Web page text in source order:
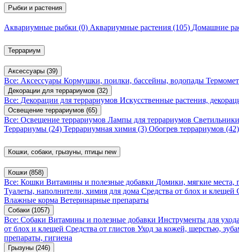
Рыбки и растения
Аквариумные рыбки (0) Аквариумные растения (105) Домашние
Террариум
Аксессуары (39)
Все: Аксессуары Кормушки, поилки, бассейны, водопады
Декорации для террариумов (32)
Все: Декорации для террариумов Искусственные растения,
Освещение террариумов (65)
Все: Освещение террариумов Лампы для террариумов
Террариумы (24) Террариумная химия (3) Обогрев террариумов (42)
Кошки, собаки, грызуны, птицы new
Кошки (858)
Все: Кошки Витамины и полезные добавки Домики, мягкие места,
Туалеты, наполнители, химия для дома Средства от блох и клещей
Влажные корма Ветеринарные препараты
Собаки (1057)
Все: Собаки Витамины и полезные добавки Инструменты для ухода
от блох и клещей Средства от глистов Уход за кожей, шерстью,
препараты, гигиена
Грызуны (246)